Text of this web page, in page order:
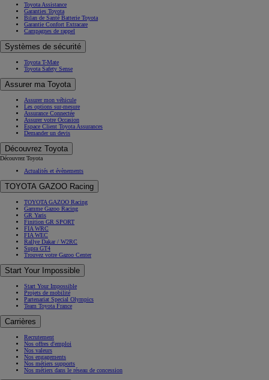
Toyota Assistance
Garanties Toyota
Bilan de Santé Batterie Toyota
Garantie Confort Extracare
Campagnes de rappel
Systèmes de sécurité
Toyota T-Mate
Toyota Safety Sense
Assurer ma Toyota
Assurer mon véhicule
Les options sur-mesure
Assurance Connectée
Assurer votre Occasion
Espace Client Toyota Assurances
Demander un devis
Découvrez Toyota
Découvrez Toyota
Actualités et évènements
TOYOTA GAZOO Racing
TOYOTA GAZOO Racing
Gamme Gazoo Racing
GR Yaris
Finition GR SPORT
FIA WRC
FIA WEC
Rallye Dakar / W2RC
Supra GT4
Trouvez votre Gazoo Center
Start Your Impossible
Start Your Impossible
Projets de mobilité
Partenariat Special Olympics
Team Toyota France
Carrières
Recrutement
Nos offres d'emploi
Nos valeurs
Nos engagements
Nos métiers supports
Nos métiers dans le réseau de concession